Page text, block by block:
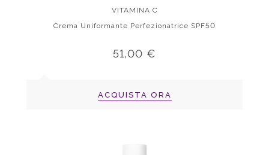
VITAMINA C
Crema Uniformante Perfezionatrice SPF50
51,00 €
ACQUISTA ORA